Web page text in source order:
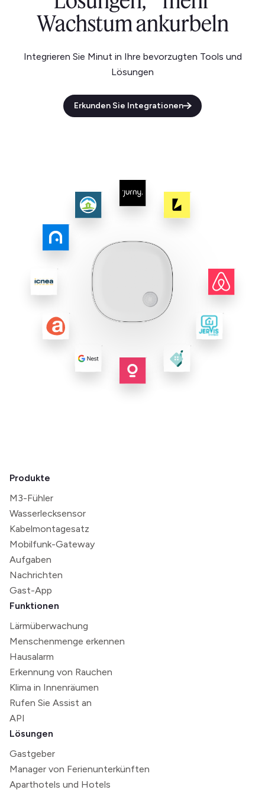
Wachstum ankurbeln
Integrieren Sie Minut in Ihre bevorzugten Tools und
Lösungen
Erkunden Sie Integrationen
Produkte
M3-Fühler
Wasserlecksensor
Kabelmontagesatz
Mobilfunk-Gateway
Aufgaben
Nachrichten
Gast-App
Funktionen
Lärmüberwachung
Menschenmenge erkennen
Hausalarm
Erkennung von Rauchen
Klima in Innenräumen
Rufen Sie Assist an
API
Lösungen
Gastgeber
Manager von Ferienunterkünften
Aparthotels und Hotels